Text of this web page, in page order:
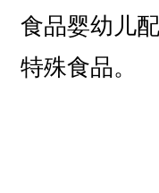
食品婴幼儿
特殊食品。